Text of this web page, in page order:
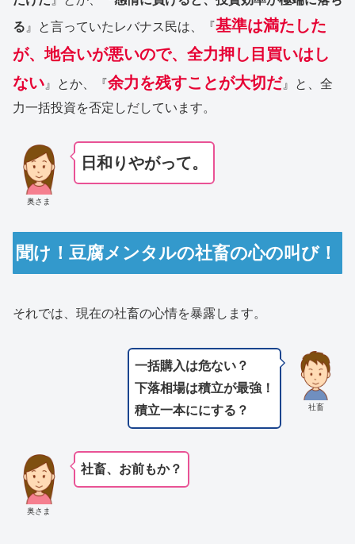
る 』と言っていたレバナス民は、『基準は満たした
が、地合いが悪いので、全力押し目買いはし
ない 』とか、『余力を残すことが大切だ 』と、全
力一括投資を否定しだしています。
奥さま
日和りやがって。
聞け！豆腐メンタルの社畜の心の叫び！
それでは、現在の社畜の心情を暴露します。
社畜
一括購入は危ない？
下落相場は積立が最強！
積立一本ににする？
奥さま
社畜、お前もか？